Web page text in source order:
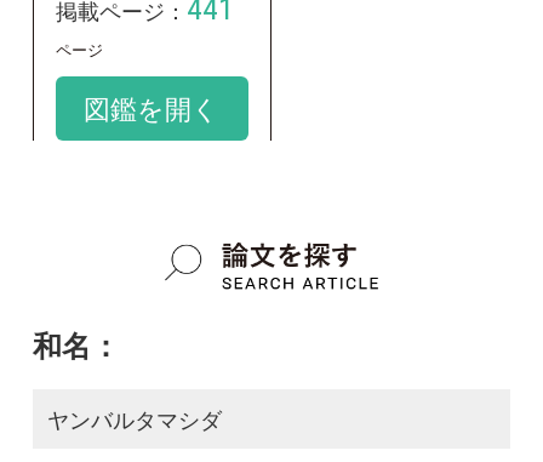
学名：
質問・報告掲示板TOP